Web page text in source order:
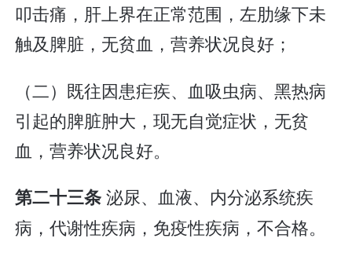
叩击痛，肝上界在正常范围，左肋缘下未
触及脾脏，无贫血，营养状况良好；
（二）既往因患疟疾、血吸虫病、黑热病
引起的脾脏肿大，现无自觉症状，无贫
血，营养状况良好。
第二十三条泌尿、血液、内分泌系统疾
病，代谢性疾病，免疫性疾病，不合格。